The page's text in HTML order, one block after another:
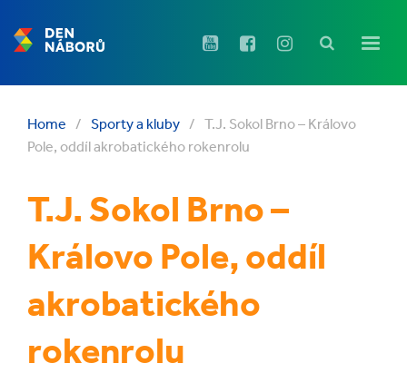
Home / Sporty a kluby / T.J. Sokol Brno – Královo
Pole, oddíl akrobatického rokenrolu
T.J. Sokol Brno –
Královo Pole, oddíl
akrobatického
rokenrolu